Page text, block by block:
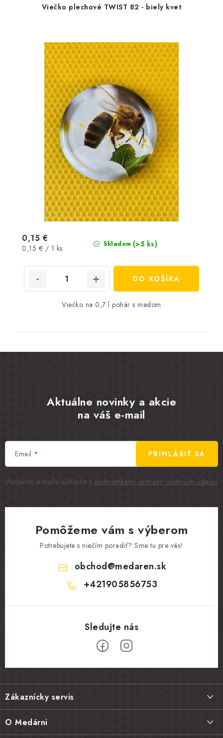
Viečko plechové TWIST 82 - biely kvet
Skladom (>5 ks)
0,15 €
Jednotková
0,15 € / 1 ks
DO KOŠÍKA
Viečko na 0,7 l pohár s medom
Aktuálne novinky a akcie
na váš e-mail
Email
Vložením e-mailu súhlasíte s podmienkami ochrany osobných údajov
PRIHLÁSIŤ SA
Pomôžeme vám s výberom
Potrebujete s niečím poradiť? Sme tu pre vás!
obchod@medaren.sk
+421905856753
Z
á
p
ä
Zákaznícky servis
Vrátenie tovaru, výmena a reklamácie
O Medárni